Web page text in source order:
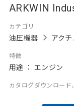
ARKWIN
カテゴリ
油圧機器 アク
特徴
用途 ： エンジン
カタログダウンロード